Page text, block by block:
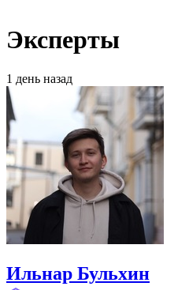
Эксперты
1 день назад
Ильнар Бульхин